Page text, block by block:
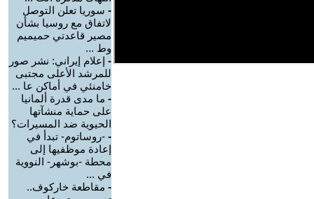
- سوريا تعلن التوصل
لاتفاق مع روسيا بشأن
مصير قاعدتي حميميم
وط ...
- إعلام إيراني: نشر صور
للمرشد الأعلى مجتبى
خامنئي في أماكن عا ...
- ما مدى قدرة ألمانيا
على حماية منشآتها
الحيوية ضد المسيرات؟
- -روساتوم- تبدأ في
إعادة موظفيها إلى
محطة -بوشهر- النووية
في ...
- مقاطعة خاركوف..